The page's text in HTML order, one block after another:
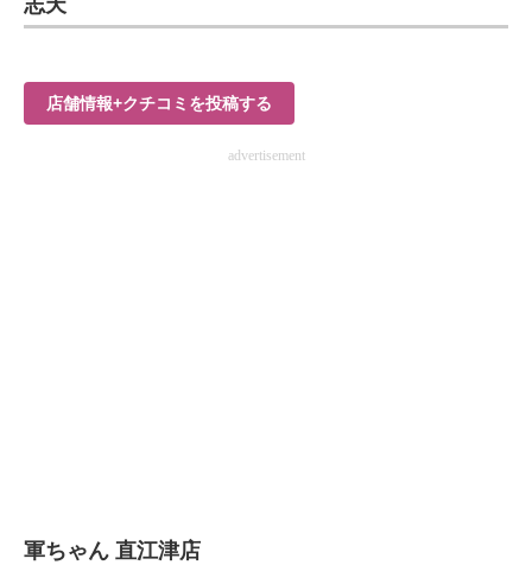
ITの今と未来を見通す
進化するPCとデバイスの未来
企業向けIT製品の総合サイト
志天
店舗情報+クチコミを投稿する
advertisement
軍ちゃん 直江津店